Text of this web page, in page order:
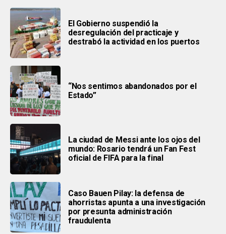
El Gobierno suspendió la
desregulación del practicaje y
destrabó la actividad en los puertos
“Nos sentimos abandonados por el
Estado”
La ciudad de Messi ante los ojos del
mundo: Rosario tendrá un Fan Fest
oficial de FIFA para la final
Caso Bauen Pilay: la defensa de
ahorristas apunta a una investigación
por presunta administración
fraudulenta